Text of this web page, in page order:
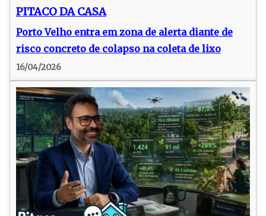
PITACO DA CASA
Porto Velho entra em zona de alerta diante de
risco concreto de colapso na coleta de lixo
16/04/2026